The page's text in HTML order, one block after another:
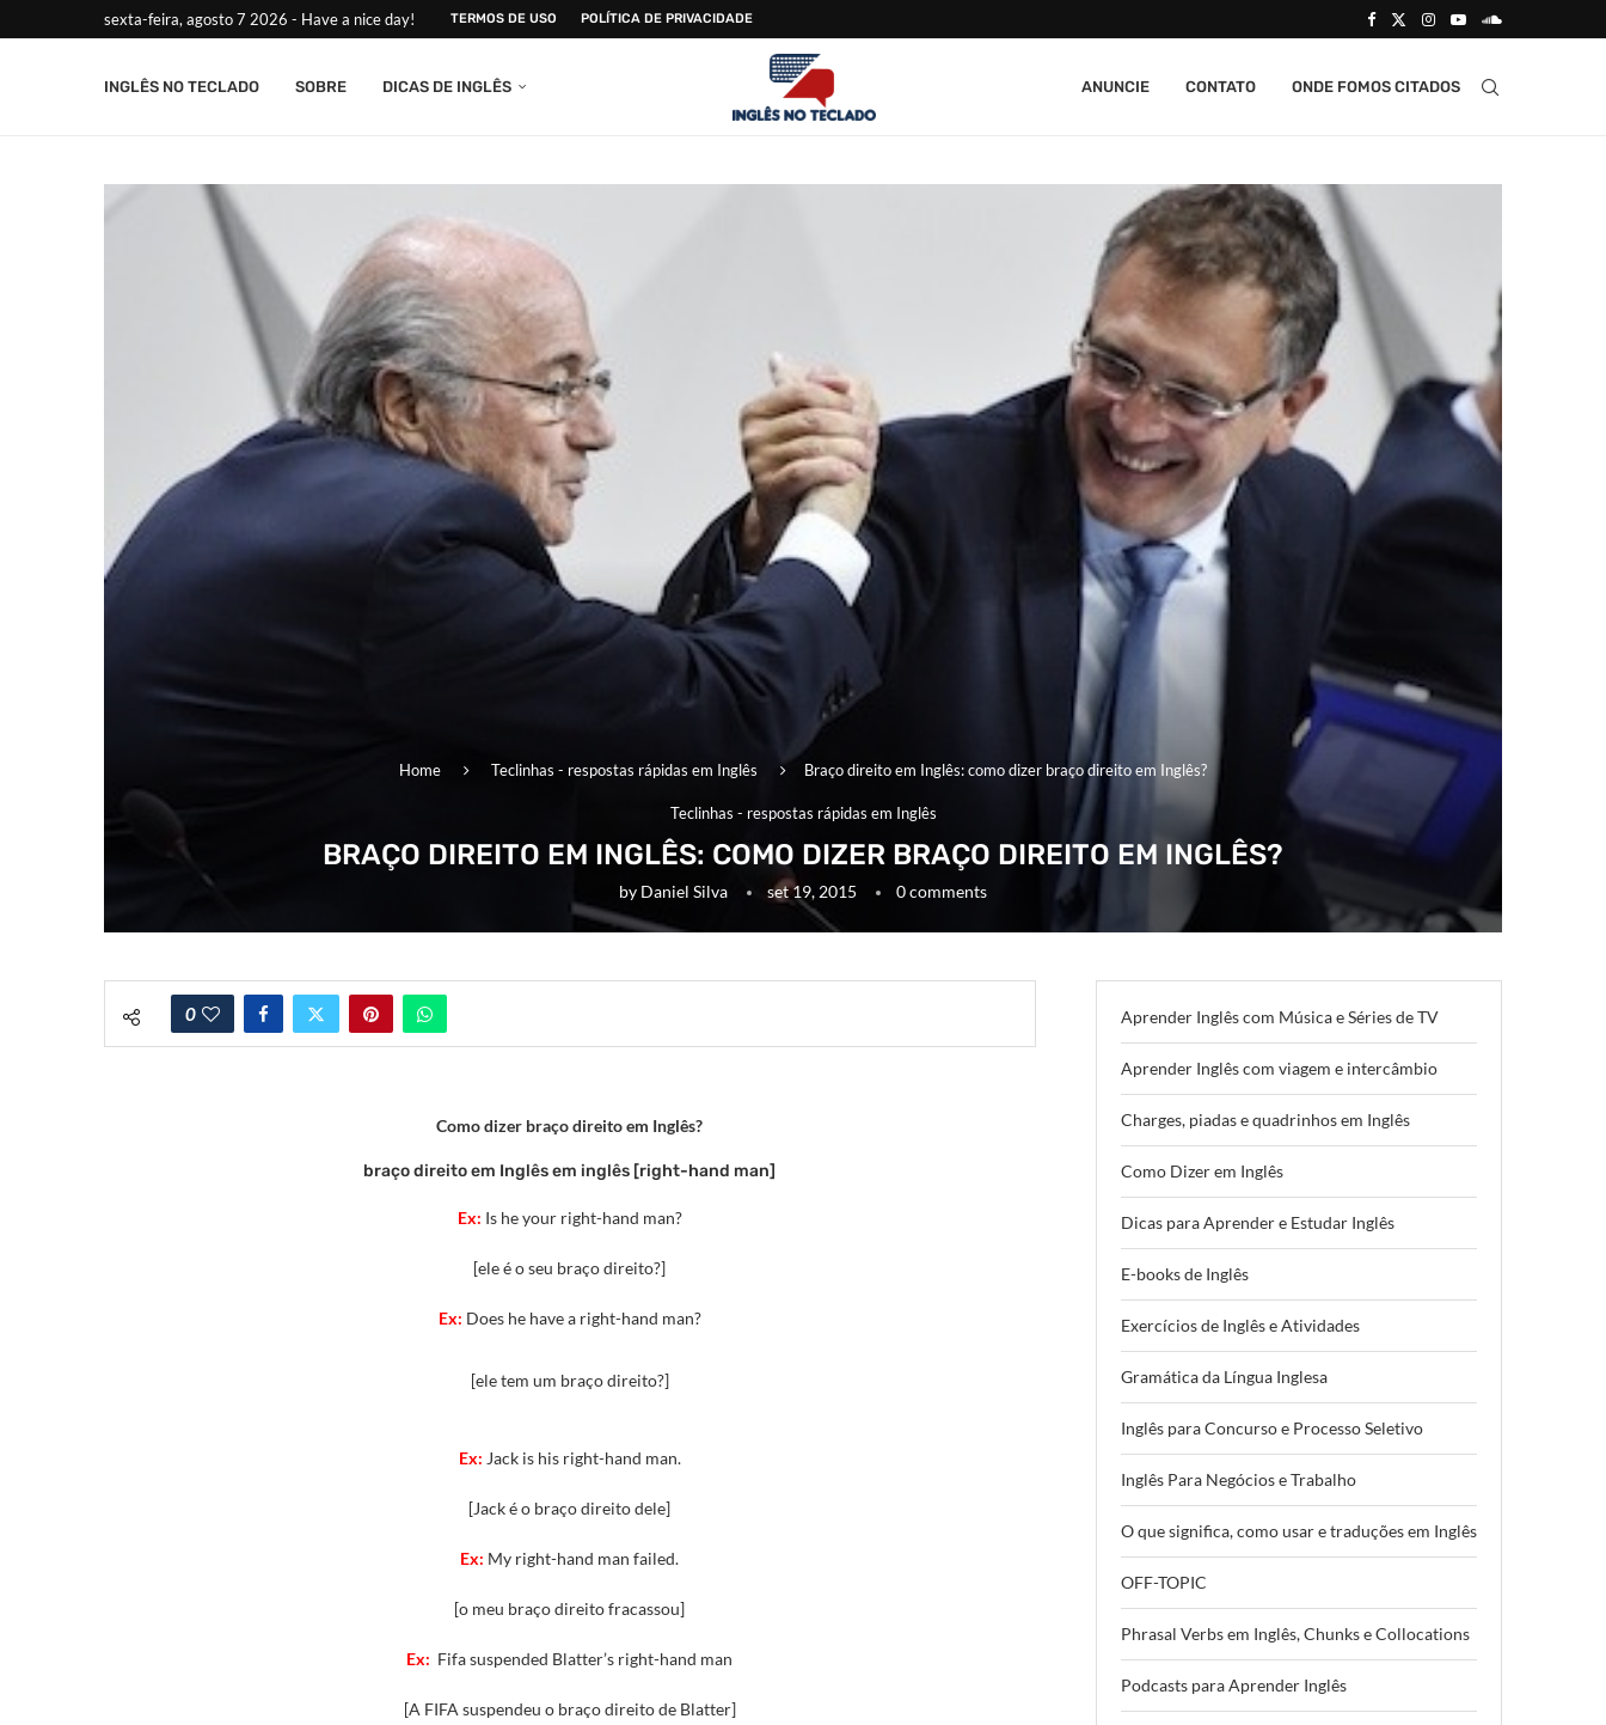
sexta-feira, agosto 7 2026 - Have a nice day! TERMOS DE USO POLÍTICA DE PRIVACIDADE
INGLÊS NO TECLADO SOBRE DICAS DE INGLÊS ANUNCIE CONTATO ONDE FOMOS CITADOS
Home Teclinhas - respostas rápidas em Inglês Braço direito em Inglês: como dizer braço direito em Inglês?
Teclinhas - respostas rápidas em Inglês
BRAÇO DIREITO EM INGLÊS: COMO DIZER BRAÇO DIREITO EM INGLÊS?
by Daniel Silva set 19, 2015 0 comments
0
Como dizer braço direito em Inglês?
braço direito em Inglês em inglês [right-hand man]
Ex: Is he your right-hand man?
[ele é o seu braço direito?]
Ex: Does he have a right-hand man?
[ele tem um braço direito?]
Ex: Jack is his right-hand man.
[Jack é o braço direito dele]
Ex: My right-hand man failed.
[o meu braço direito fracassou]
Ex: Fifa suspended Blatter’s right-hand man
[A FIFA suspendeu o braço direito de Blatter]
Aprender Inglês com Música e Séries de TV
Aprender Inglês com viagem e intercâmbio
Charges, piadas e quadrinhos em Inglês
Como Dizer em Inglês
Dicas para Aprender e Estudar Inglês
E-books de Inglês
Exercícios de Inglês e Atividades
Gramática da Língua Inglesa
Inglês para Concurso e Processo Seletivo
Inglês Para Negócios e Trabalho
O que significa, como usar e traduções em Inglês
OFF-TOPIC
Phrasal Verbs em Inglês, Chunks e Collocations
Podcasts para Aprender Inglês